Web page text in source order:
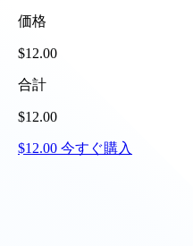
価格
$12.00
合計
$12.00
$12.00 今すぐ購入